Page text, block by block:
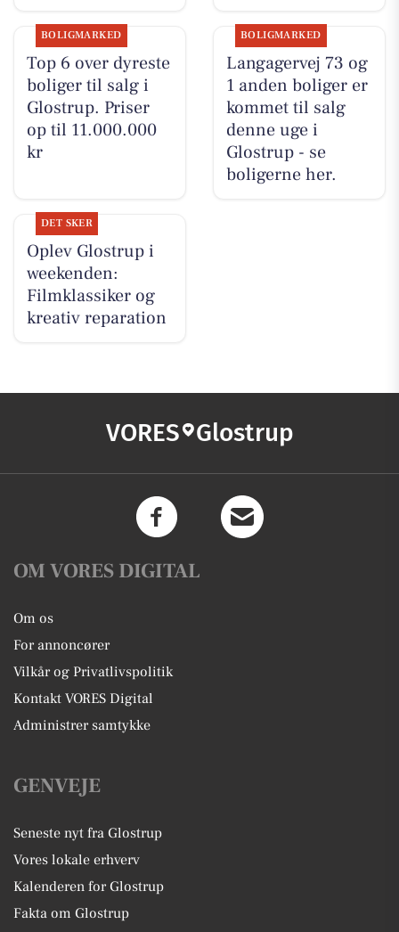
BOLIGMARKED
Top 6 over dyreste
boliger til salg i
Glostrup. Priser
op til 11.000.000
kr
BOLIGMARKED
Langagervej 73 og
1 anden boliger er
kommet til salg
denne uge i
Glostrup - se
boligerne her.
DET SKER
Oplev Glostrup i
weekenden:
Filmklassiker og
kreativ reparation
VORES Glostrup
OM VORES DIGITAL
Om os
For annoncører
Vilkår og Privatlivspolitik
Kontakt VORES Digital
Administrer samtykke
GENVEJE
Seneste nyt fra Glostrup
Vores lokale erhverv
Kalenderen for Glostrup
Fakta om Glostrup